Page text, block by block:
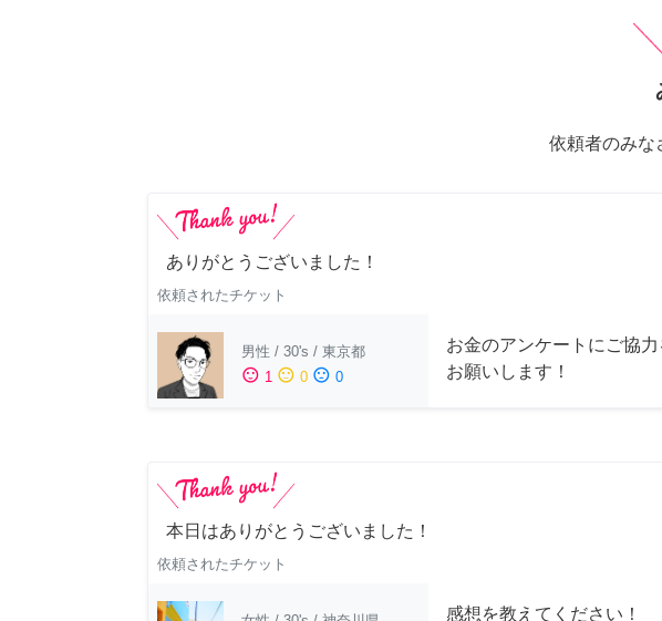
依頼者のみな
ありがとうございました！
依頼されたチケット
男性 / 30's / 東京都
sentiment_satisfied 1 sentiment_neutral 0 sentiment_dissatisfied 0
お金のアンケートにご協力
お願いします！
本日はありがとうございました！
依頼されたチケット
感想を教えてください！